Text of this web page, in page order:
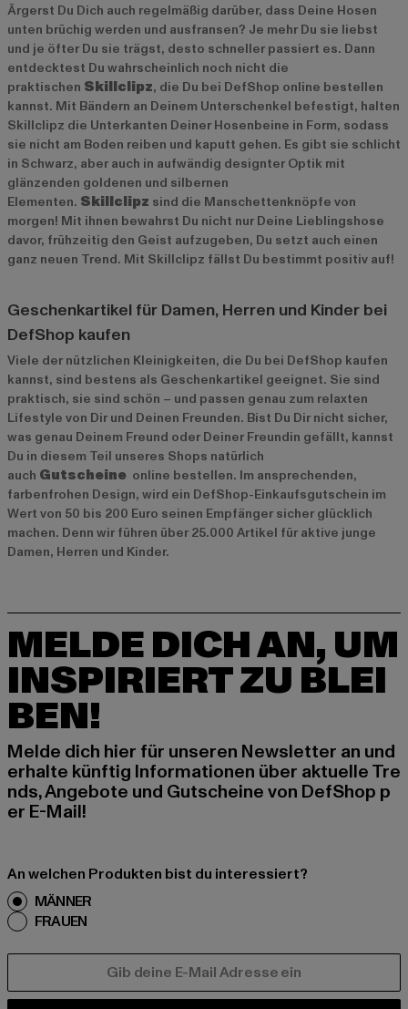
Ärgerst Du Dich auch regelmäßig darüber, dass Deine Hosen
unten brüchig werden und ausfransen? Je mehr Du sie liebst
und je öfter Du sie trägst, desto schneller passiert es. Dann
entdecktest Du wahrscheinlich noch nicht die
praktischen Skillclipz, die Du bei DefShop online bestellen
kannst. Mit Bändern an Deinem Unterschenkel befestigt, halten
Skillclipz die Unterkanten Deiner Hosenbeine in Form, sodass
sie nicht am Boden reiben und kaputt gehen. Es gibt sie schlicht
in Schwarz, aber auch in aufwändig designter Optik mit
glänzenden goldenen und silbernen
Elementen. Skillclipz sind die Manschettenknöpfe von
morgen! Mit ihnen bewahrst Du nicht nur Deine Lieblingshose
davor, frühzeitig den Geist aufzugeben, Du setzt auch einen
ganz neuen Trend. Mit Skillclipz fällst Du bestimmt positiv auf!
Geschenkartikel für Damen, Herren und Kinder bei
DefShop kaufen
Viele der nützlichen Kleinigkeiten, die Du bei DefShop kaufen
kannst, sind bestens als Geschenkartikel geeignet. Sie sind
praktisch, sie sind schön – und passen genau zum relaxten
Lifestyle von Dir und Deinen Freunden. Bist Du Dir nicht sicher,
was genau Deinem Freund oder Deiner Freundin gefällt, kannst
Du in diesem Teil unseres Shops natürlich
auch Gutscheine online bestellen. Im ansprechenden,
farbenfrohen Design, wird ein DefShop-Einkaufsgutschein im
Wert von 50 bis 200 Euro seinen Empfänger sicher glücklich
machen. Denn wir führen über 25.000 Artikel für aktive junge
Damen, Herren und Kinder.
MELDE DICH AN, UM
INSPIRIERT ZU BLEI
BEN!
Melde dich hier für unseren Newsletter an und
erhalte künftig Informationen über aktuelle Tre
nds, Angebote und Gutscheine von DefShop p
er E-Mail!
An welchen Produkten bist du interessiert?
MÄNNER
FRAUEN